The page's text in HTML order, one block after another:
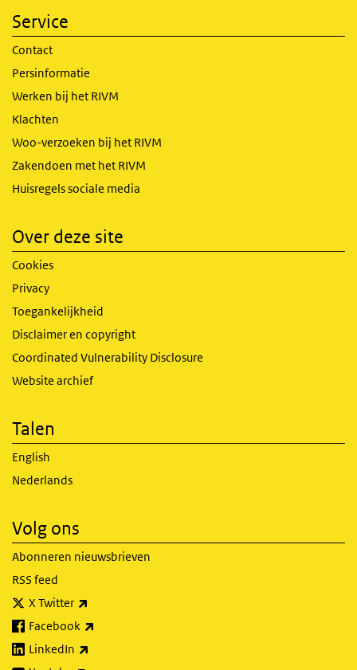
Service
Contact
Persinformatie
Werken bij het RIVM
Klachten
Woo-verzoeken bij het RIVM
Zakendoen met het RIVM
Huisregels sociale media
Over deze site
Cookies
Privacy
Toegankelijkheid
Disclaimer en copyright
Coordinated Vulnerability Disclosure
Website archief
Talen
English
Nederlands
Volg ons
Abonneren nieuwsbrieven
RSS feed
X Twitter
Facebook
LinkedIn